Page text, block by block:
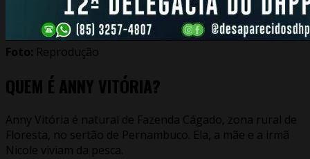
Foto: Reprodução
QUEM É ANNY VITÓRIA?
Anny Vitória é natural de Fazenda Cágado, zona rural de
Floresta, no sertão de Pernambuco. Ela, a mãe e a irmã
Nicole viviam da pesca.